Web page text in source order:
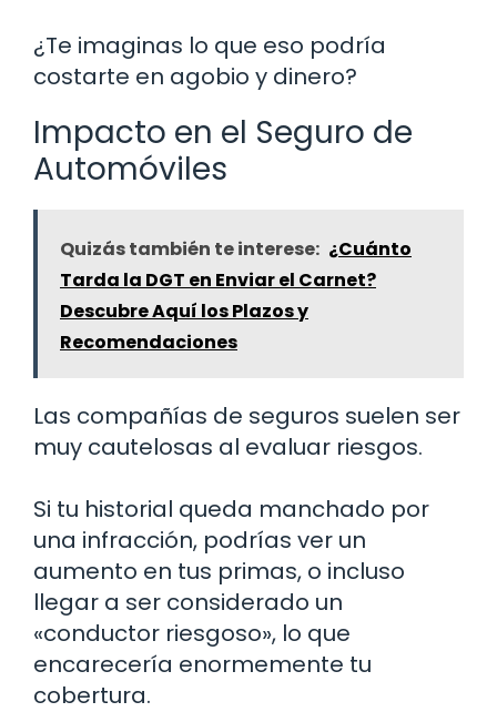
¿Te imaginas lo que eso podría
costarte en agobio y dinero?
Impacto en el Seguro de
Automóviles
Quizás también te interese: ¿Cuánto
Tarda la DGT en Enviar el Carnet?
Descubre Aquí los Plazos y
Recomendaciones
Las compañías de seguros suelen ser
muy cautelosas al evaluar riesgos.
Si tu historial queda manchado por
una infracción, podrías ver un
aumento en tus primas, o incluso
llegar a ser considerado un
«conductor riesgoso», lo que
encarecería enormemente tu
cobertura.